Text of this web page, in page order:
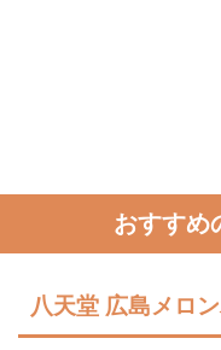
おすすめ
八天堂 広島メロ